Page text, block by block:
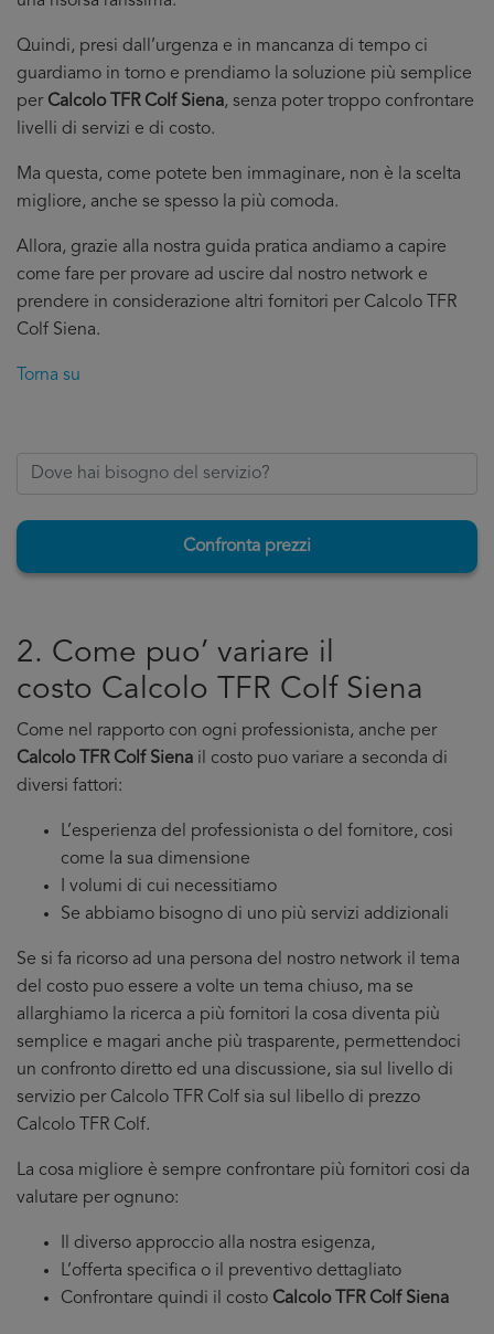
Quindi, presi dall’urgenza e in mancanza di tempo ci
guardiamo in torno e prendiamo la soluzione più semplice
per Calcolo TFR Colf Siena, senza poter troppo confrontare
livelli di servizi e di costo.
Ma questa, come potete ben immaginare, non è la scelta
migliore, anche se spesso la più comoda.
Allora, grazie alla nostra guida pratica andiamo a capire
come fare per provare ad uscire dal nostro network e
prendere in considerazione altri fornitori per Calcolo TFR
Colf Siena.
Torna su
Confronta prezzi
2. Come puo’ variare il
costo Calcolo TFR Colf Siena
Come nel rapporto con ogni professionista, anche per
Calcolo TFR Colf Siena il costo puo variare a seconda di
diversi fattori:
L’esperienza del professionista o del fornitore, cosi
come la sua dimensione
I volumi di cui necessitiamo
Se abbiamo bisogno di uno più servizi addizionali
Se si fa ricorso ad una persona del nostro network il tema
del costo puo essere a volte un tema chiuso, ma se
allarghiamo la ricerca a più fornitori la cosa diventa più
semplice e magari anche più trasparente, permettendoci
un confronto diretto ed una discussione, sia sul livello di
servizio per Calcolo TFR Colf sia sul libello di prezzo
Calcolo TFR Colf.
La cosa migliore è sempre confrontare più fornitori cosi da
valutare per ognuno:
Il diverso approccio alla nostra esigenza,
L’offerta specifica o il preventivo dettagliato
Confrontare quindi il costo Calcolo TFR Colf Siena